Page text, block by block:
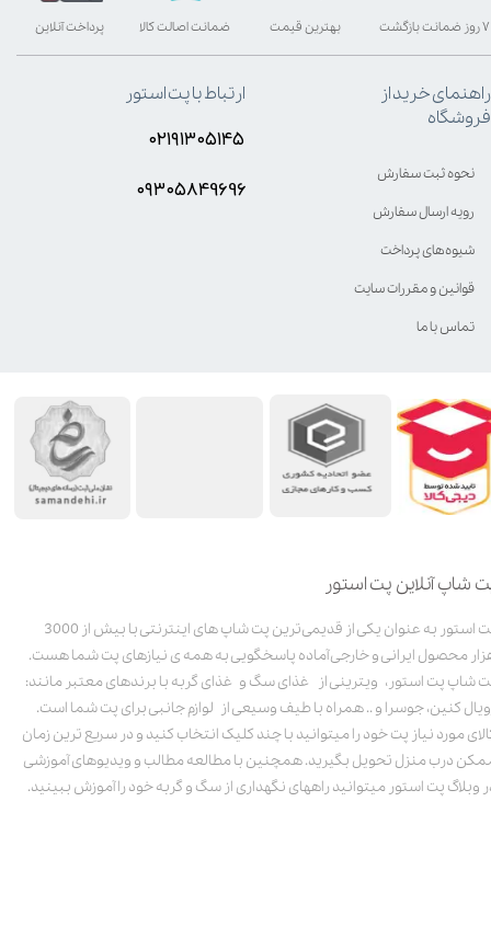
شاپ آنلاین پت استور
پت استور به عنوان یکی از قدیمی‌ترین پت شاپ های اینترنتی با بیش از 3000
محصول ایرانی و خارجی آماده پاسخگویی به همه ی نیازهای پت شما هست.
شاپ پت استور، ویترینی از غذای سگ و غذای گربه با برندهای معتبر مانند:
کنین، جوسرا و .. همراه با طیف وسیعی از لوازم جانبی برای پت شما است.
مورد نیاز پت خود را میتوانید با چند کلیک انتخاب کنید و در سریع ترین زمان
درب منزل تحویل بگیرید. همچنین با مطالعه مطالب و ویدیوهای آموزشی
وبلاگ پت استور میتوانید راههای نگهداری از سگ و گربه خود را آموزش ببینید.
بهترین قیمت پرداخت آنلاین ۷ روز ضمانت بازگشت ضمانت اصالت کالا
راهنمای خرید از
فروشگاه
نحوه ثبت سفارش
رویه ارسال سفارش
شیوه‌های پرداخت
قوانین و مقررات سایت
تماس با ما
ارتباط با پت استور
۰۲۱۹۱۳۰۵۱۴۵
۰۹۳۰۵8۴9696